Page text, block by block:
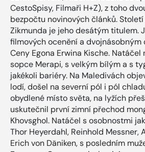
CestoSpisy, Filmaři H+Z), z toho
bezpočtu novinových článků.
Zikmunda je jeho desátým titulem.
filmových ocenění a
Ceny Egona Erwina Kische.
sopce Merapi, s velkým bílým a s
jakékoli bariéry. Na Maledivách
lodí, došel na severní pól i pól
obydlené místo světa, na lyžích
uskutečnil první zimní přechod
Khovsghol. Natáčel s osobnostmi
Thor Heyerdahl, Reinhold Messner,
Erich von Däniken, s posledním